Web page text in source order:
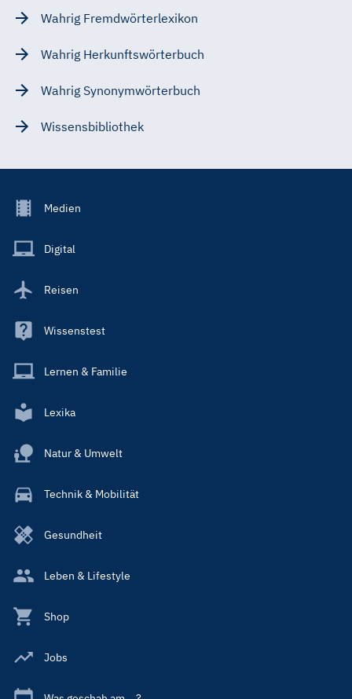
Wahrig Fremdwörterlexikon
Wahrig Herkunftswörterbuch
Wahrig Synonymwörterbuch
Wissensbibliothek
Footer
Main
Medien
Digital
Reisen
Wissenstest
Lernen & Familie
Lexika
Natur & Umwelt
Technik & Mobilität
Gesundheit
Leben & Lifestyle
Shop
Jobs